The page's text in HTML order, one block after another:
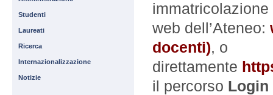
web dell’Ateneo:
docenti), o
direttamente
il percorso Login
Studenti
Laureati
Ricerca
Internazionalizzazione
Notizie